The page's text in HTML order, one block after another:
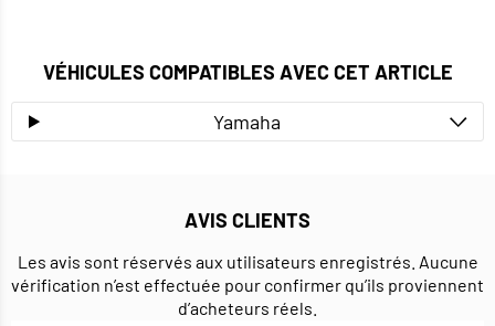
VÉHICULES COMPATIBLES AVEC CET ARTICLE
Yamaha
AVIS CLIENTS
Les avis sont réservés aux utilisateurs enregistrés. Aucune
vérification n’est effectuée pour confirmer qu’ils proviennent
d’acheteurs réels.